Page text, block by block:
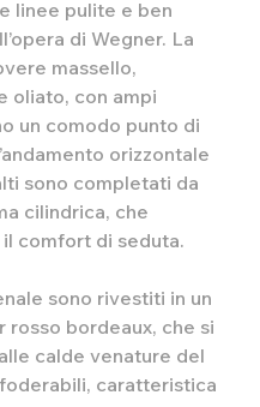
linee pulite e ben
di Wegner. La
massello,
oliato, con ampi
un comodo punto di
orizzontale
sono completati da
cilindrica, che
comfort di seduta.
sono rivestiti in un
bordeaux, che si
calde venature del
caratteristica